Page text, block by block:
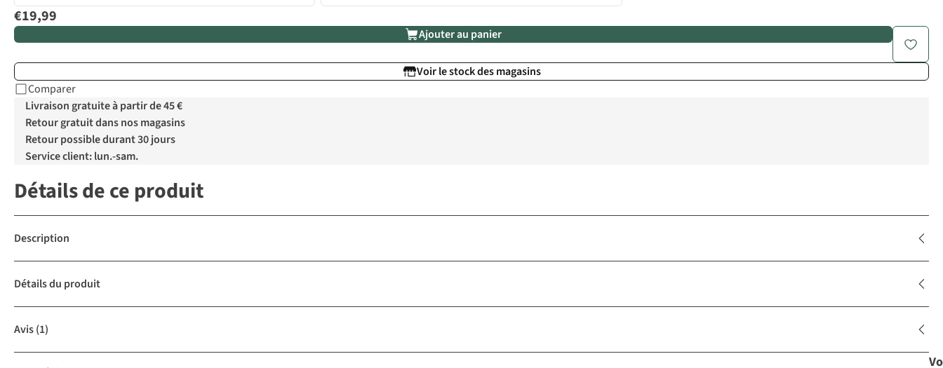
€19,99
Ajouter au panier
Voir le stock des magasins
Comparer
Livraison gratuite à partir de 45 €
Retour gratuit dans nos magasins
Retour possible durant 30 jours
Service client: lun.-sam.
Détails de ce produit
Description
Détails du produit
Avis(1)